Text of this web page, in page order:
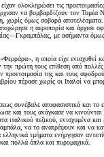
ολοκληρώσει τις
να βομβαρδίζουν τον
όμως σοβαρά αποτελέσματα.
η αεροπορία και άρχισε
με ασήμαντα
η οποία είχε
την πρώτη τους επίθεση από
της και τους
πέρασε χωρίς οι Ιταλοί να
συνέβαλε αποφασιστικά και
και τους ανάγκασε να
ιταλικού πεζικού,
να το ανατρέψουν και να
τμήματα ενήργησαν
πολλά όπλα και πυρομαχικά.